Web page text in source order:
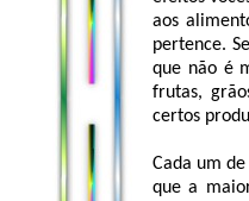
aos
pertence.
que não é
frutas,
certos
Cada um
que a